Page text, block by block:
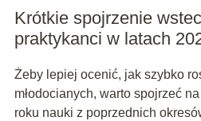
Krótkie spojrzenie
praktykanci w latach
Żeby lepiej ocenić, jak szybko
młodocianych, warto spojrzeć
roku nauki z poprzednich